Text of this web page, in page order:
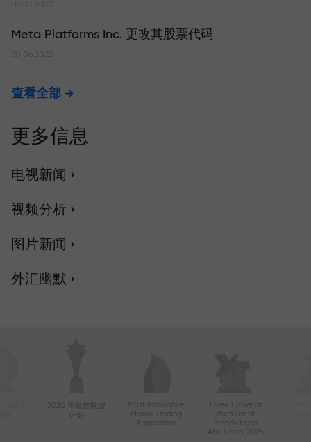
Meta Platforms Inc. 更改其股票代码
30.06.2022
查看全部
更多信息
电视新闻 ›
视频分析 ›
图片新闻 ›
外汇幽默 ›
2020 年最佳联盟
Most Innovative
Mobile Trading
Application
Forex Broker of
the Year at
Money Expo
Abu Dhabi 2025